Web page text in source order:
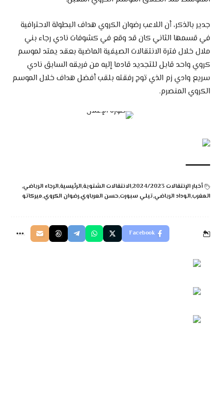
جدير بالذكر، أن اللاعب رضوان الكروي هداف البطولة الاحترافية
في قسمها الثاني كان قد وقع في كشوفات نادي رجاء بني
ملال خلال فترة الانتقالات الصيفية الماضية بعقد يمتد لموسم
كروي واحد قابل للتجديد قادما إليه من فريقه السابق نادي
سريع وادي زم الذي توج رفقته بلقب أفضل هداف خلال الموسم
الكروي المنصرم.
أخبار الإنتقالات 2024/2023 الانتقالات الشتويةالرئيسيةالرجاء الرياضي
المغربالوداد الرياضيتيلي سبورتحسن العرباوي رضوان الكروي ميركاتو
Facebook